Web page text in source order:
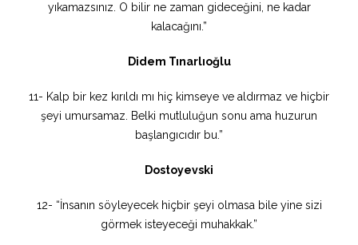
yıkamazsınız. O bilir ne zaman gideceğini, ne kadar
kalacağını.”
Didem Tınarlıoğlu
11- Kalp bir kez kırıldı mı hiç kimseye ve aldırmaz ve hiçbir
şeyi umursamaz. Belki mutluluğun sonu ama huzurun
başlangıcıdır bu.”
Dostoyevski
12- “İnsanın söyleyecek hiçbir şeyi olmasa bile yine sizi
görmek isteyeceği muhakkak.”